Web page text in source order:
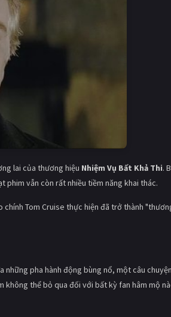
lai của thương hiệu Nhiệm Vụ Bất Khả Thi.
phim vẫn còn rất nhiều tiềm năng khai thác.
Tom Cruise thực hiện đã trở thành
pha hành động bùng nổ, một câu
không thể bỏ qua đối với bất kỳ fan hâm mộ